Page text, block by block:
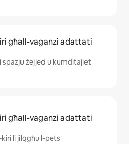
għall-vaganzi adattati
żejjed u kumditajiet
għall-vaganzi adattati
li jilqgħu l-pets